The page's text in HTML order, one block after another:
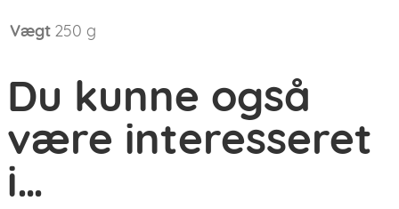
Vægt 250 g
Du kunne også
være interesseret
i…